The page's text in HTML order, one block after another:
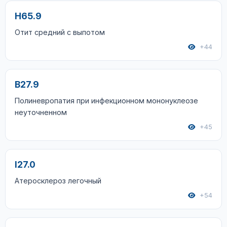
H65.9
Отит средний с выпотом
+44
B27.9
Полиневропатия при инфекционном мононуклеозе
неуточненном
+45
I27.0
Атеросклероз легочный
+54